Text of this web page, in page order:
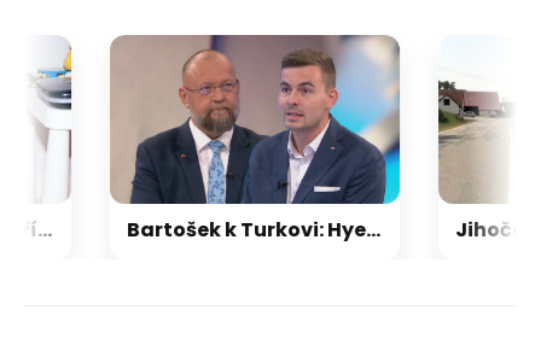
Tragédie na Floridě: Tříletá Briella zemřela po uvíznutí v hračce, vyšetřování pokračuje Bartošek k Turkovi: Hyenismus a nehoráznost. Ke stíhání by ho Sněmovna vydala, míní Vondráček